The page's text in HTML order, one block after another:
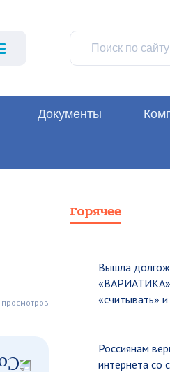
Документы
Горячее
Вышла
«ВАРИАТИКА»,
«считывать»
Россиянам
интернета со